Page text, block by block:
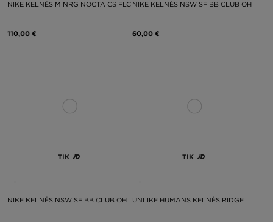
NIKE KELNĖS M NRG NOCTA CS FLC
110,00 €
NIKE KELNĖS NSW SF BB CLUB OH
60,00 €
TIK
NIKE KELNĖS NSW SF BB CLUB OH
TIK
UNLIKE HUMANS KELNĖS RIDGE